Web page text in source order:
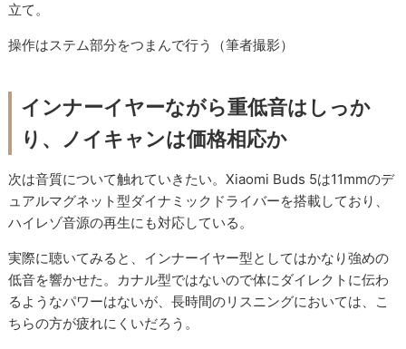
立て。
操作はステム部分をつまんで行う（筆者撮影）
インナーイヤーながら重低音はしっか
り、ノイキャンは価格相応か
次は音質について触れていきたい。Xiaomi Buds 5は11mmのデ
ュアルマグネット型ダイナミックドライバーを搭載しており、
ハイレゾ音源の再生にも対応している。
実際に聴いてみると、インナーイヤー型としてはかなり強めの
低音を響かせた。カナル型ではないので体にダイレクトに伝わ
るようなパワーはないが、長時間のリスニングにおいては、こ
ちらの方が疲れにくいだろう。